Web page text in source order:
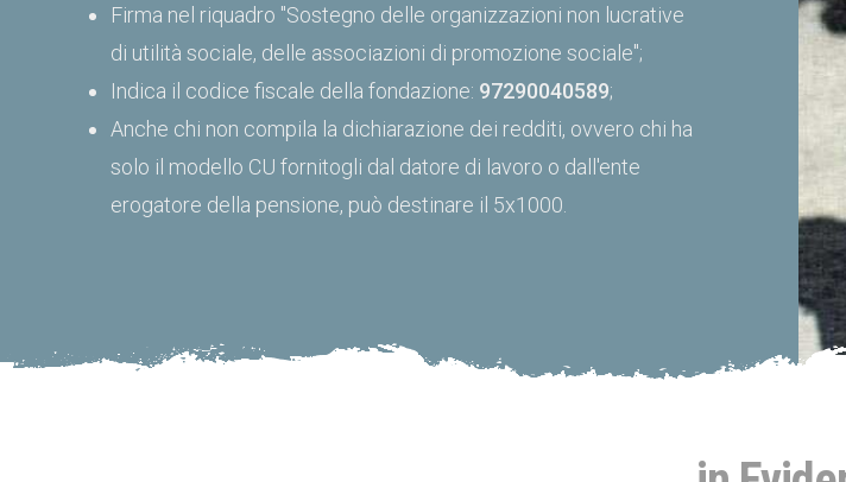
Firma nel riquadro "Sostegno delle organizzazioni non lucrative
di utilità sociale, delle associazioni di promozione sociale";
Indica il codice fiscale della fondazione: 97290040589;
Anche chi non compila la dichiarazione dei redditi, ovvero chi ha
solo il modello CU fornitogli dal datore di lavoro o dall'ente
erogatore della pensione, può destinare il 5x1000.